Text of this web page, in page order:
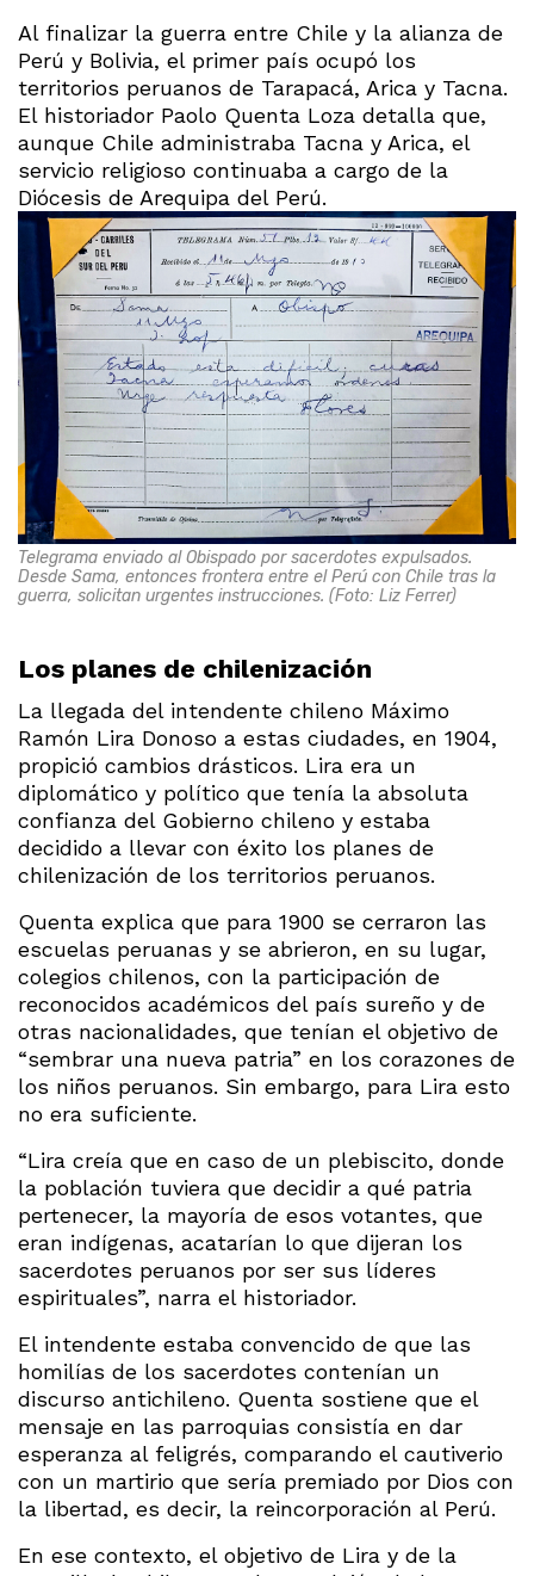
Al finalizar la guerra entre Chile y la alianza de
Perú y Bolivia, el primer país ocupó los
territorios peruanos de Tarapacá, Arica y Tacna.
El historiador Paolo Quenta Loza detalla que,
aunque Chile administraba Tacna y Arica, el
servicio religioso continuaba a cargo de la
Diócesis de Arequipa del Perú.
Telegrama enviado al Obispado por sacerdotes expulsados.
Desde Sama, entonces frontera entre el Perú con Chile tras la
guerra, solicitan urgentes instrucciones. (Foto: Liz Ferrer)
Los planes de chilenización
La llegada del intendente chileno Máximo
Ramón Lira Donoso a estas ciudades, en 1904,
propició cambios drásticos. Lira era un
diplomático y político que tenía la absoluta
confianza del Gobierno chileno y estaba
decidido a llevar con éxito los planes de
chilenización de los territorios peruanos.
Quenta explica que para 1900 se cerraron las
escuelas peruanas y se abrieron, en su lugar,
colegios chilenos, con la participación de
reconocidos académicos del país sureño y de
otras nacionalidades, que tenían el objetivo de
“sembrar una nueva patria” en los corazones de
los niños peruanos. Sin embargo, para Lira esto
no era suficiente.
“Lira creía que en caso de un plebiscito, donde
la población tuviera que decidir a qué patria
pertenecer, la mayoría de esos votantes, que
eran indígenas, acatarían lo que dijeran los
sacerdotes peruanos por ser sus líderes
espirituales”, narra el historiador.
El intendente estaba convencido de que las
homilías de los sacerdotes contenían un
discurso antichileno. Quenta sostiene que el
mensaje en las parroquias consistía en dar
esperanza al feligrés, comparando el cautiverio
con un martirio que sería premiado por Dios con
la libertad, es decir, la reincorporación al Perú.
En ese contexto, el objetivo de Lira y de la